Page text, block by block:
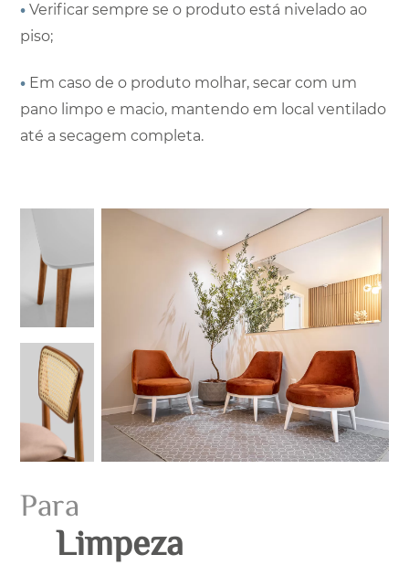
• Verificar sempre se o produto está nivelado ao
piso;
• Em caso de o produto molhar, secar com um
pano limpo e macio, mantendo em local ventilado
até a secagem completa.
Para
Limpeza